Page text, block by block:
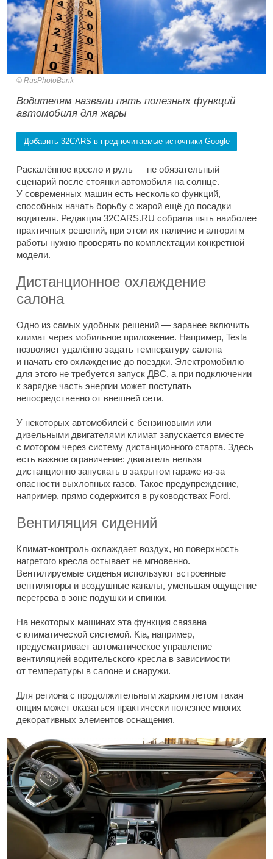
RusPhotoBank
Водителям назвали пять полезных функций
автомобиля для жары
Добавить 32CARS в предпочитаемые источники Google
Раскалённое кресло и руль — не обязательный
сценарий после стоянки автомобиля на солнце.
У современных машин есть несколько функций,
способных начать борьбу с жарой ещё до посадки
водителя. Редакция 32CARS.RU собрала пять наиболее
практичных решений, при этом их наличие и алгоритм
работы нужно проверять по комплектации конкретной
модели.
Дистанционное охлаждение
салона
Одно из самых удобных решений — заранее включить
климат через мобильное приложение. Например, Tesla
позволяет удалённо задать температуру салона
и начать его охлаждение до поездки. Электромобилю
для этого не требуется запуск ДВС, а при подключении
к зарядке часть энергии может поступать
непосредственно от внешней сети.
У некоторых автомобилей с бензиновыми или
дизельными двигателями климат запускается вместе
с мотором через систему дистанционного старта. Здесь
есть важное ограничение: двигатель нельзя
дистанционно запускать в закрытом гараже из-за
опасности выхлопных газов. Такое предупреждение,
например, прямо содержится в руководствах Ford.
Вентиляция сидений
Климат-контроль охлаждает воздух, но поверхность
нагретого кресла остывает не мгновенно.
Вентилируемые сиденья используют встроенные
вентиляторы и воздушные каналы, уменьшая ощущение
перегрева в зоне подушки и спинки.
На некоторых машинах эта функция связана
с климатической системой. Kia, например,
предусматривает автоматическое управление
вентиляцией водительского кресла в зависимости
от температуры в салоне и снаружи.
Для региона с продолжительным жарким летом такая
опция может оказаться практически полезнее многих
декоративных элементов оснащения.